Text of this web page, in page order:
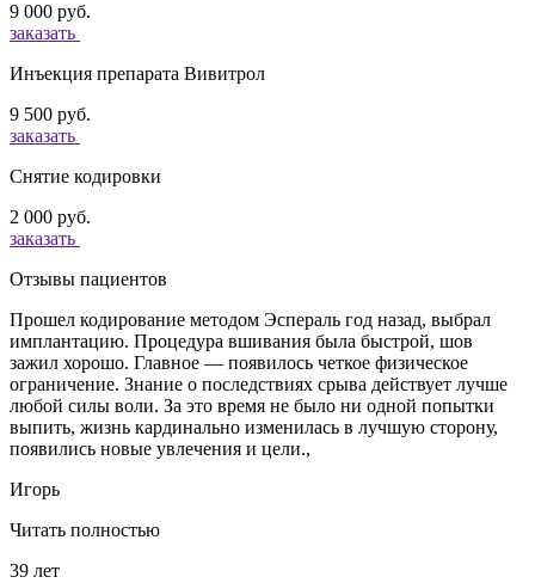
9 000 руб.
заказать
Инъекция препарата Вивитрол
9 500 руб.
заказать
Снятие кодировки
2 000 руб.
заказать
Отзывы пациентов
Прошел кодирование методом Эспераль год назад, выбрал
имплантацию. Процедура вшивания была быстрой, шов
зажил хорошо. Главное — появилось четкое физическое
ограничение. Знание о последствиях срыва действует лучше
любой силы воли. За это время не было ни одной попытки
выпить, жизнь кардинально изменилась в лучшую сторону,
появились новые увлечения и цели.,
Игорь
Читать полностью
39 лет